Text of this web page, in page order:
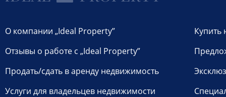
О компании „Ideal Property”
Отзывы о работе с „Ideal Property”
Продать/сдать в аренду недвижимость
Услуги для владельцев недвижимости
Купить